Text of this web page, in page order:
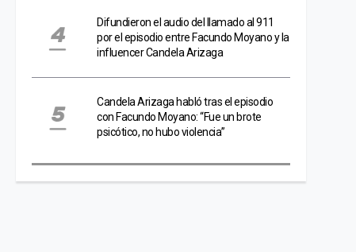
Difundieron el audio del llamado al 911
por el episodio entre Facundo Moyano y la
influencer Candela Arizaga
Candela Arizaga habló tras el episodio
con Facundo Moyano: “Fue un brote
psicótico, no hubo violencia”